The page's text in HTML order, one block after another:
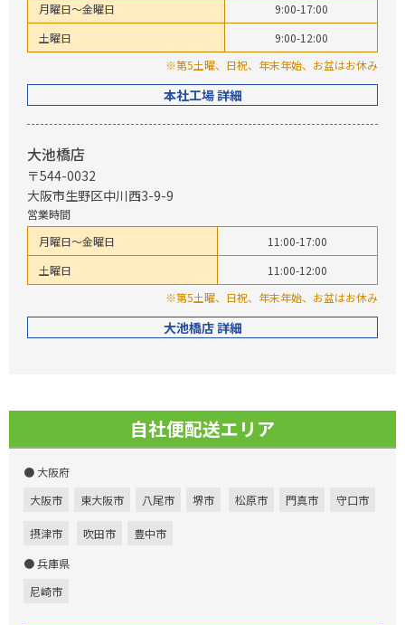
月曜日～金曜日
9:00-17:00
土曜日
9:00-12:00
※第5土曜、日祝、年末年始、お盆はお休み
本社工場 詳細
大池橋店
〒544-0032
大阪市生野区中川西3-9-9
営業時間
月曜日～金曜日
11:00-17:00
土曜日
11:00-12:00
※第5土曜、日祝、年末年始、お盆はお休み
大池橋店 詳細
自社便配送エリア
● 大阪府
大阪市
東大阪市 八尾市 堺市 松原市 門真市 守口市
摂津市 吹田市
豊中市
● 兵庫県
尼崎市